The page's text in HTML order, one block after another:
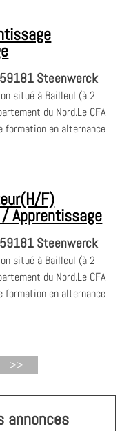
59181 Steenwerck
situé à Bailleul (à 2
du Nord.Le CFA
formation en alternance
F)
Apprentissage
59181 Steenwerck
situé à Bailleul (à 2
du Nord.Le CFA
formation en alternance
annonces